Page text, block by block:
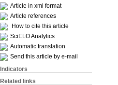
Article in xml format
Article references
How to cite this article
SciELO Analytics
Automatic translation
Send this article by e-mail
Indicators
Related links